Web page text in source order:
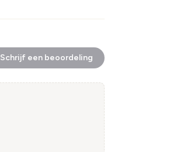
Schrijf een beoordeling